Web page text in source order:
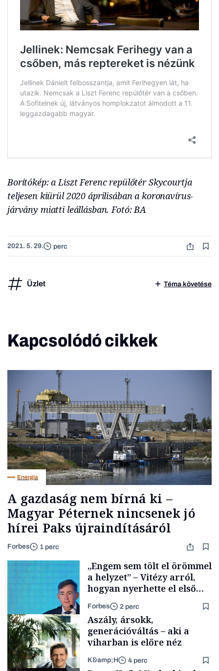
Borítókép: a Liszt Ferenc repülőtér Skycourtja
teljesen kiürül 2020 áprilisában a koronavírus-
járvány miatti leállásban. Fotó: BA
2021. 5. 29. perc
Üzlet Téma követése
Kapcsolódó cikkek
Energia
A gazdaság nem bírná ki –
Magyar Péternek nincsenek jó
hírei Paks újraindításáról
Forbes 1 perc
Elszámoltatás
„Engem sem tölt el örömmel
a helyzet” – Vitézy arról,
hogyan nyerhette el első
tenderét Mészárosék cége a
Tisza-kormány alatt
Forbes 2 perc
Aszály, ársokk,
generációváltás – aki a
viharban is előre néz
K&amp;H 4 perc